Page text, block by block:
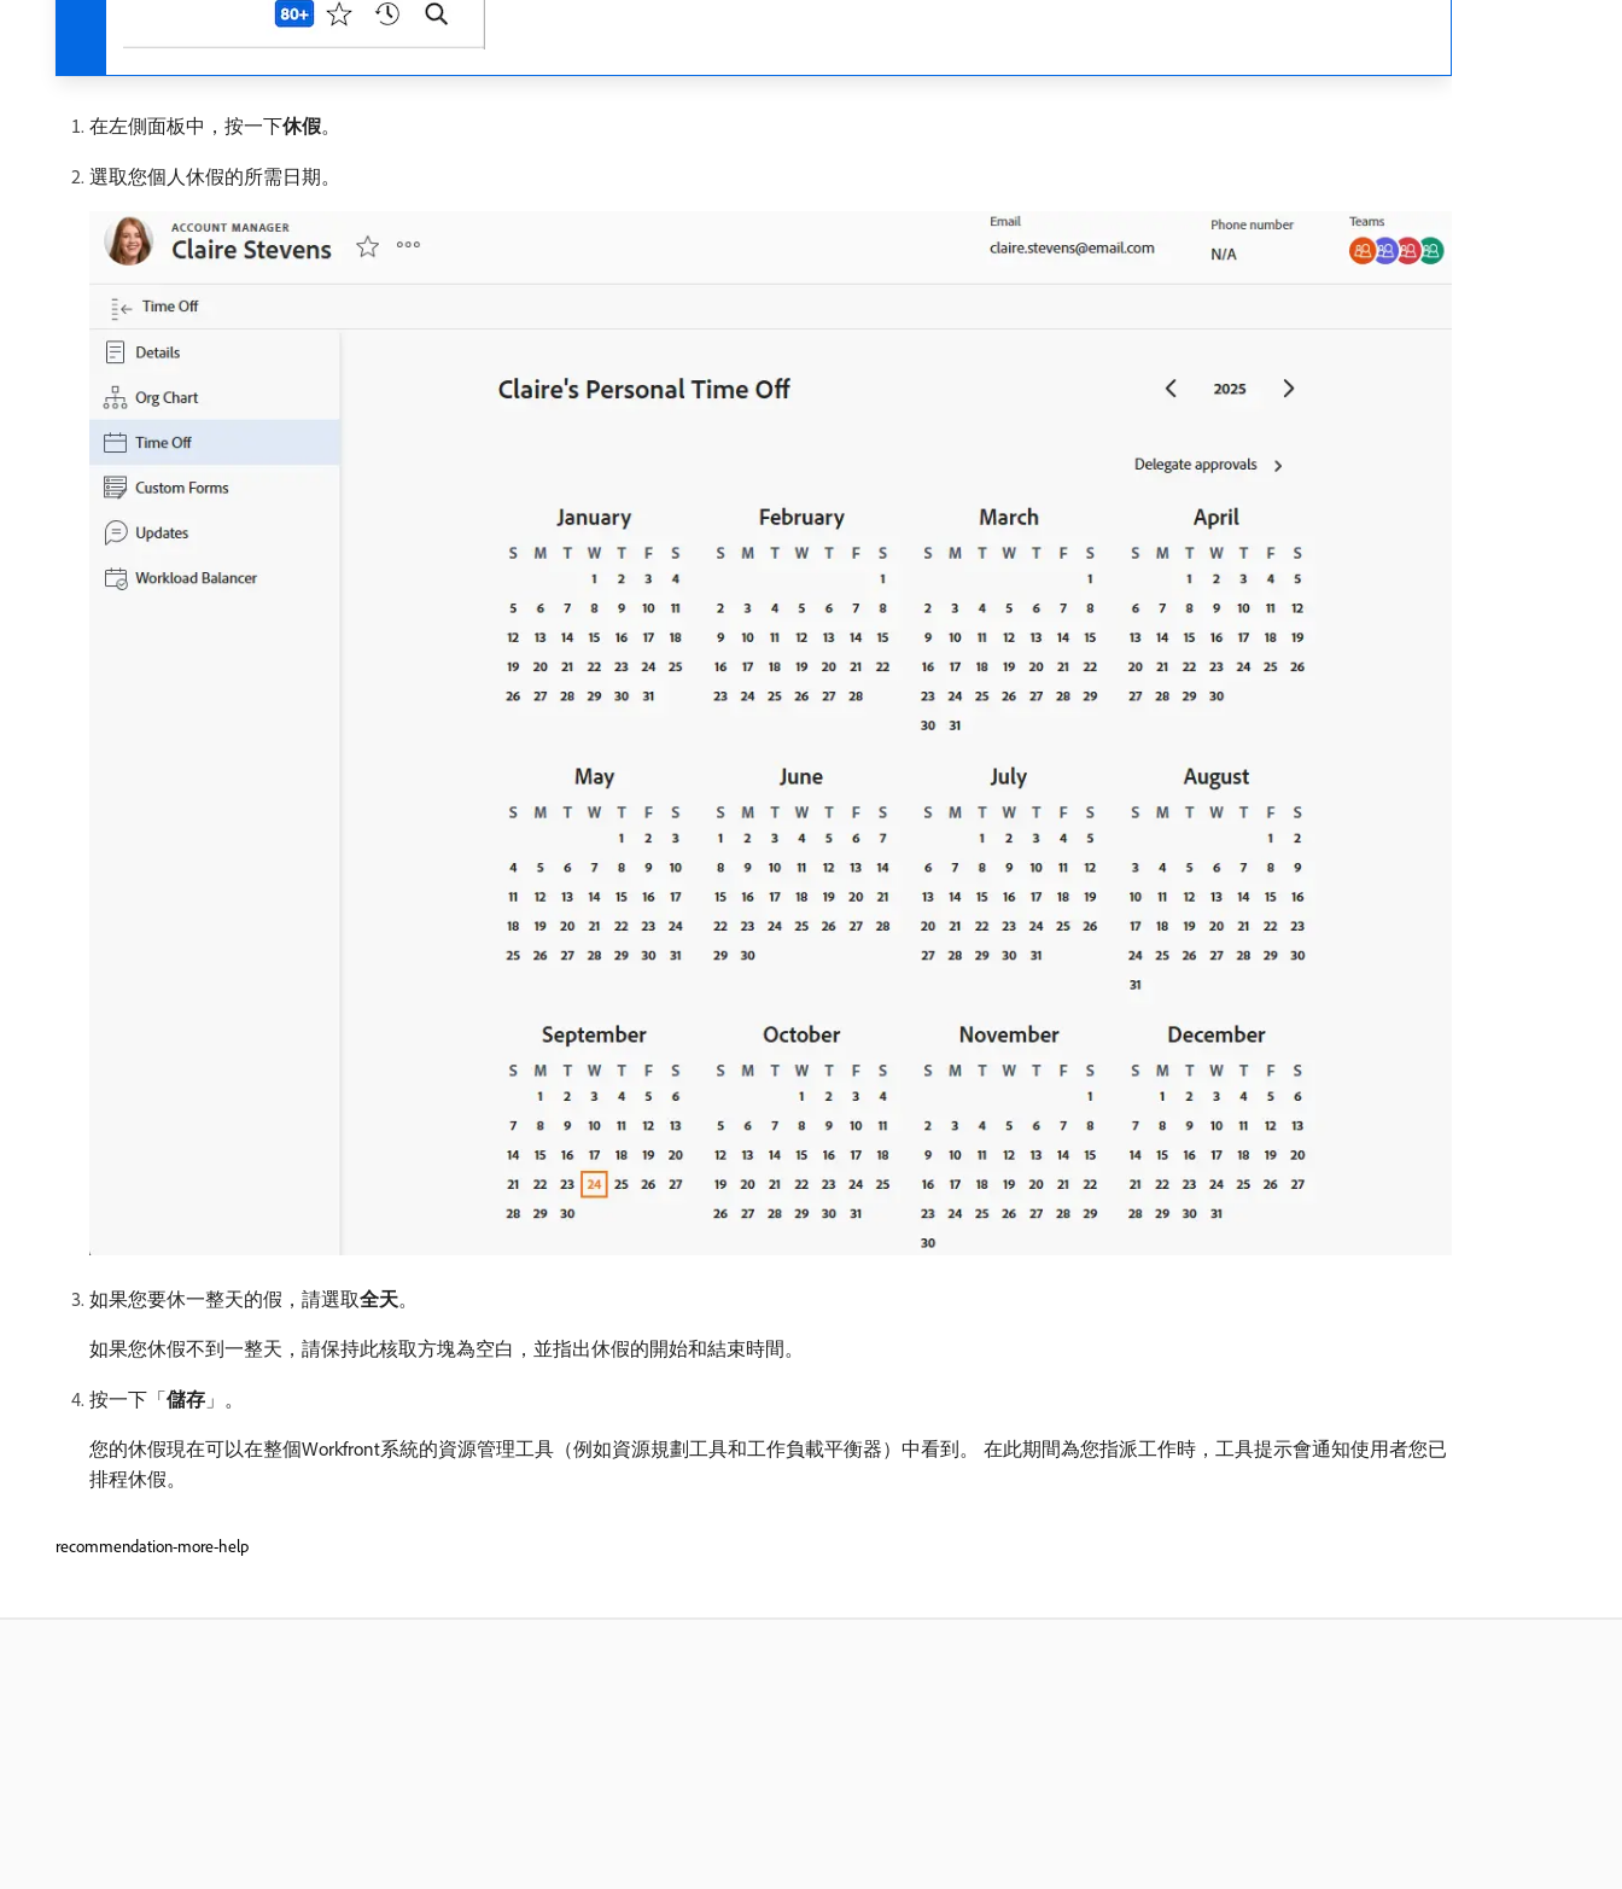
在左側面板中，按一下​休假。
選取您個人休假的所需日期。
如果您要休一整天的假，請選取​全天。
如果您休假不到一整天，請保持此核取方塊為空白，並指出休假的開始和結束時間。
按一下「儲存 」。
您的休假現在可以在整個Workfront系統的資源管理工具（例如資源規劃工具和工作負載平衡器）中看到。 在此期間為您指派工作時，工具提示會通知使用者您已
排程休假。
recommendation-more-help